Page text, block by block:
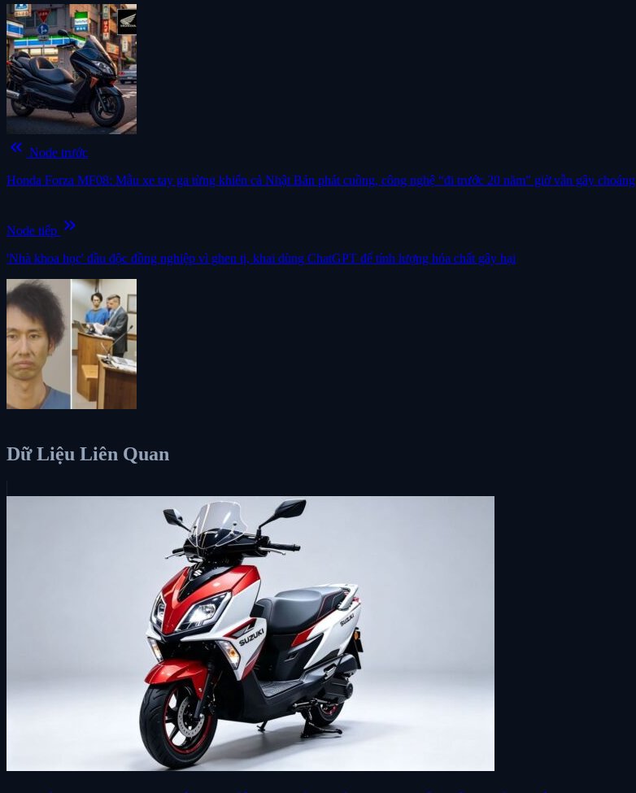
keyboard_double_arrow_left Node trước
Honda Forza MF08: Mẫu xe tay ga từng khiến cả Nhật Bản phát cuồng, công nghệ “đi trước 20 năm” giờ vẫn gây choáng
Node tiếp keyboard_double_arrow_right
'Nhà khoa học' đầu độc đồng nghiệp vì ghen tị, khai dùng ChatGPT để tính lượng hóa chất gây hại
Dữ Liệu Liên Quan